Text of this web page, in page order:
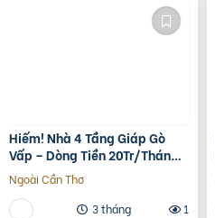
Hiếm! Nhà 4 Tầng Giáp Gò
Vấp – Dòng Tiền 20Tr/Tháng
– Tương Lai Ra Mặt Tiền 12M
Ngoài Cần Thơ
3 tháng
1